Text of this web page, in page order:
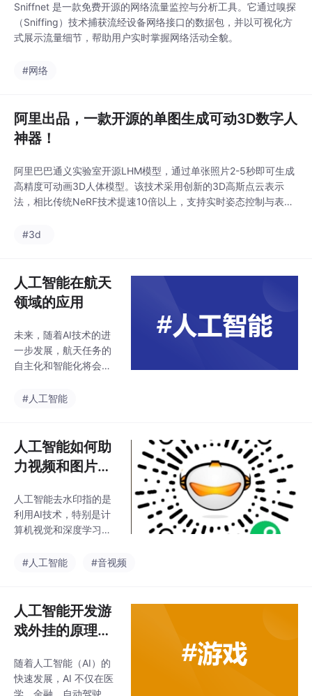
Sniffnet 是一款免费开源的网络流量监控与分析工具。它通过嗅探
（Sniffing）技术捕获流经设备网络接口的数据包，并以可视化方
式展示流量细节，帮助用户实时掌握网络活动全貌。
#网络
阿里出品，一款开源的单图生成可动3D数字人
神器！
阿里巴巴通义实验室开源LHM模型，通过单张照片2-5秒即可生成
高精度可动画3D人体模型。该技术采用创新的3D高斯点云表示
法，相比传统NeRF技术提速10倍以上，支持实时姿态控制与表情
技术，输出模型可直接用于游戏、影视等工业场景。项目提供预训
#3d
人工智能在航天
领域的应用
未来，随着AI技术的进
一步发展，航天任务的
自主化和智能化将会更
宇宙中迈向更遥远的星
将有助于我们更好地设
计未来的航天任务，探
索宇宙的无限可能。随
够承担更多复杂的任
务，甚至在遥远的行星
和星系中自主进行科学
木星探测任务中，AI将
展科学实验，并实时调
整任务目标。：
#人工智能
人工智能如何助
力视频和图片的
人工智能去水印指的是
利用AI技术，特别是计
算机视觉和深度学习算
频或图片中的水印。传
图像处理技术，而AI则
能够通过复杂的算法实
现更为智能和自动化的
的应用为视频和图片的
批量去水印提供了高
#人工智能 #音视频
人工智能开发游
戏外挂的原理与
随着人工智能（AI）的
快速发展，AI 不仅在医
学、金融、自动驾驶等